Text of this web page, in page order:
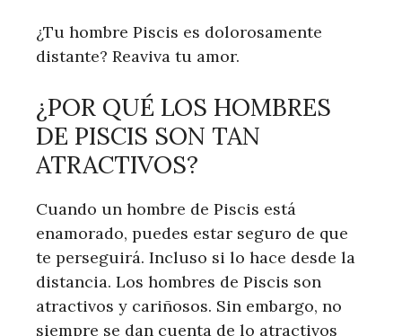
¿Tu hombre Piscis es dolorosamente
distante? Reaviva tu amor.
¿POR QUÉ LOS HOMBRES
DE PISCIS SON TAN
ATRACTIVOS?
Cuando un hombre de Piscis está
enamorado, puedes estar seguro de que
te perseguirá. Incluso si lo hace desde la
distancia. Los hombres de Piscis son
atractivos y cariñosos. Sin embargo, no
siempre se dan cuenta de lo atractivos